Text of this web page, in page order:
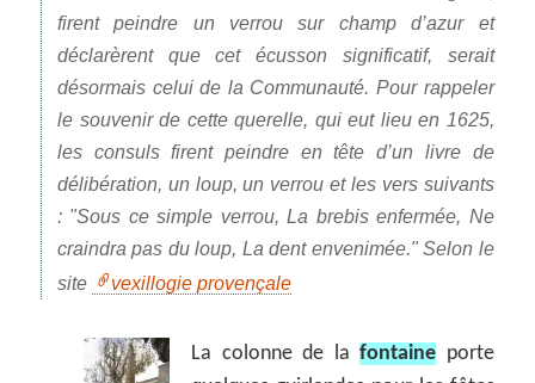
firent peindre un verrou sur champ d’azuret
déclarèrent que cet écusson significatif, serait
désormais celui de la Communauté. Pour rappeler
le souvenir de cette querelle, qui eut lieu en 1625,
les consuls firent peindre en tête d’un livre de
délibération, un loup, un verrou et les vers suivants
:
Sous ce simple verrou, La brebis enfermée, Ne
craindra pas du loup, La dent envenimée. Selon le
site
vexillogie provençale
La colonne de lafontaine porte